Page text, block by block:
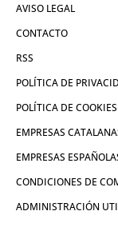
AVISO LEGAL
CONTACTO
RSS
POLÍTICA DE
POLÍTICA DE COOKIES
EMPRESAS
EMPRESAS
CONDICIONES DE
ADMINISTRACIÓN